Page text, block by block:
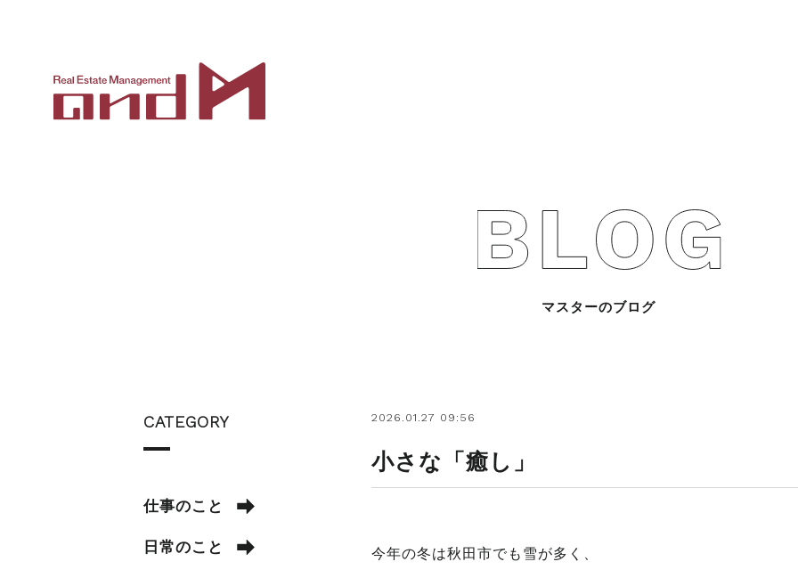
会社概要
マスターのブログ
2026.01.27 09:56
小さな「癒し」
今年の冬は秋田市でも雪が多く、
CATEGORY
仕事のこと
日常のこと